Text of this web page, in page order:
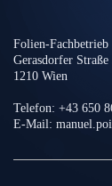
Folien-Fachbetrieb
Gerasdorfer Straße
1210 Wien
Telefon: +43 650
E-Mail: